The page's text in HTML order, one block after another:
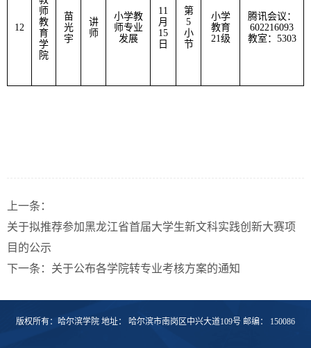
12
师
教
育
学
院
苗
光
宇
讲
师
小学教
师专业
发展
11
月
15
日
第
5
小
节
小学
教育
21级
腾讯会议：
602216093
教室： 5303
上一条：
关于拟推荐参加黑龙江省首届大学生新文科实践创新大赛项
目的公示
下一条： 关于公布各学院转专业考核方案的通知
版权所有：哈尔滨学院 地址： 哈尔滨市南岗区中兴大道109号 邮编： 150086